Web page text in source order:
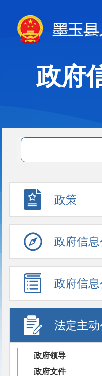
政府
政策
政府信
政府信
法定主
政府领导
政府文件